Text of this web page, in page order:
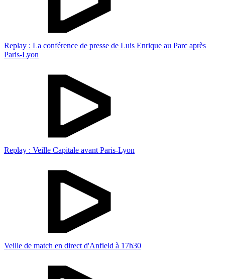
Replay : La conférence de presse de Luis Enrique au Parc après
Paris-Lyon
Replay : Veille Capitale avant Paris-Lyon
Veille de match en direct d'Anfield à 17h30